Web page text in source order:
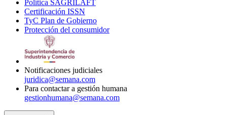
Política SAGRILAFT
new
window
Certificación ISSN
in
new
TyC Plan de Gobierno
in
Protección del consumidorOpens
Notificaciones judiciales
juridica@semana.com
Para contactar a gestión humana
gestionhumana@semana.com